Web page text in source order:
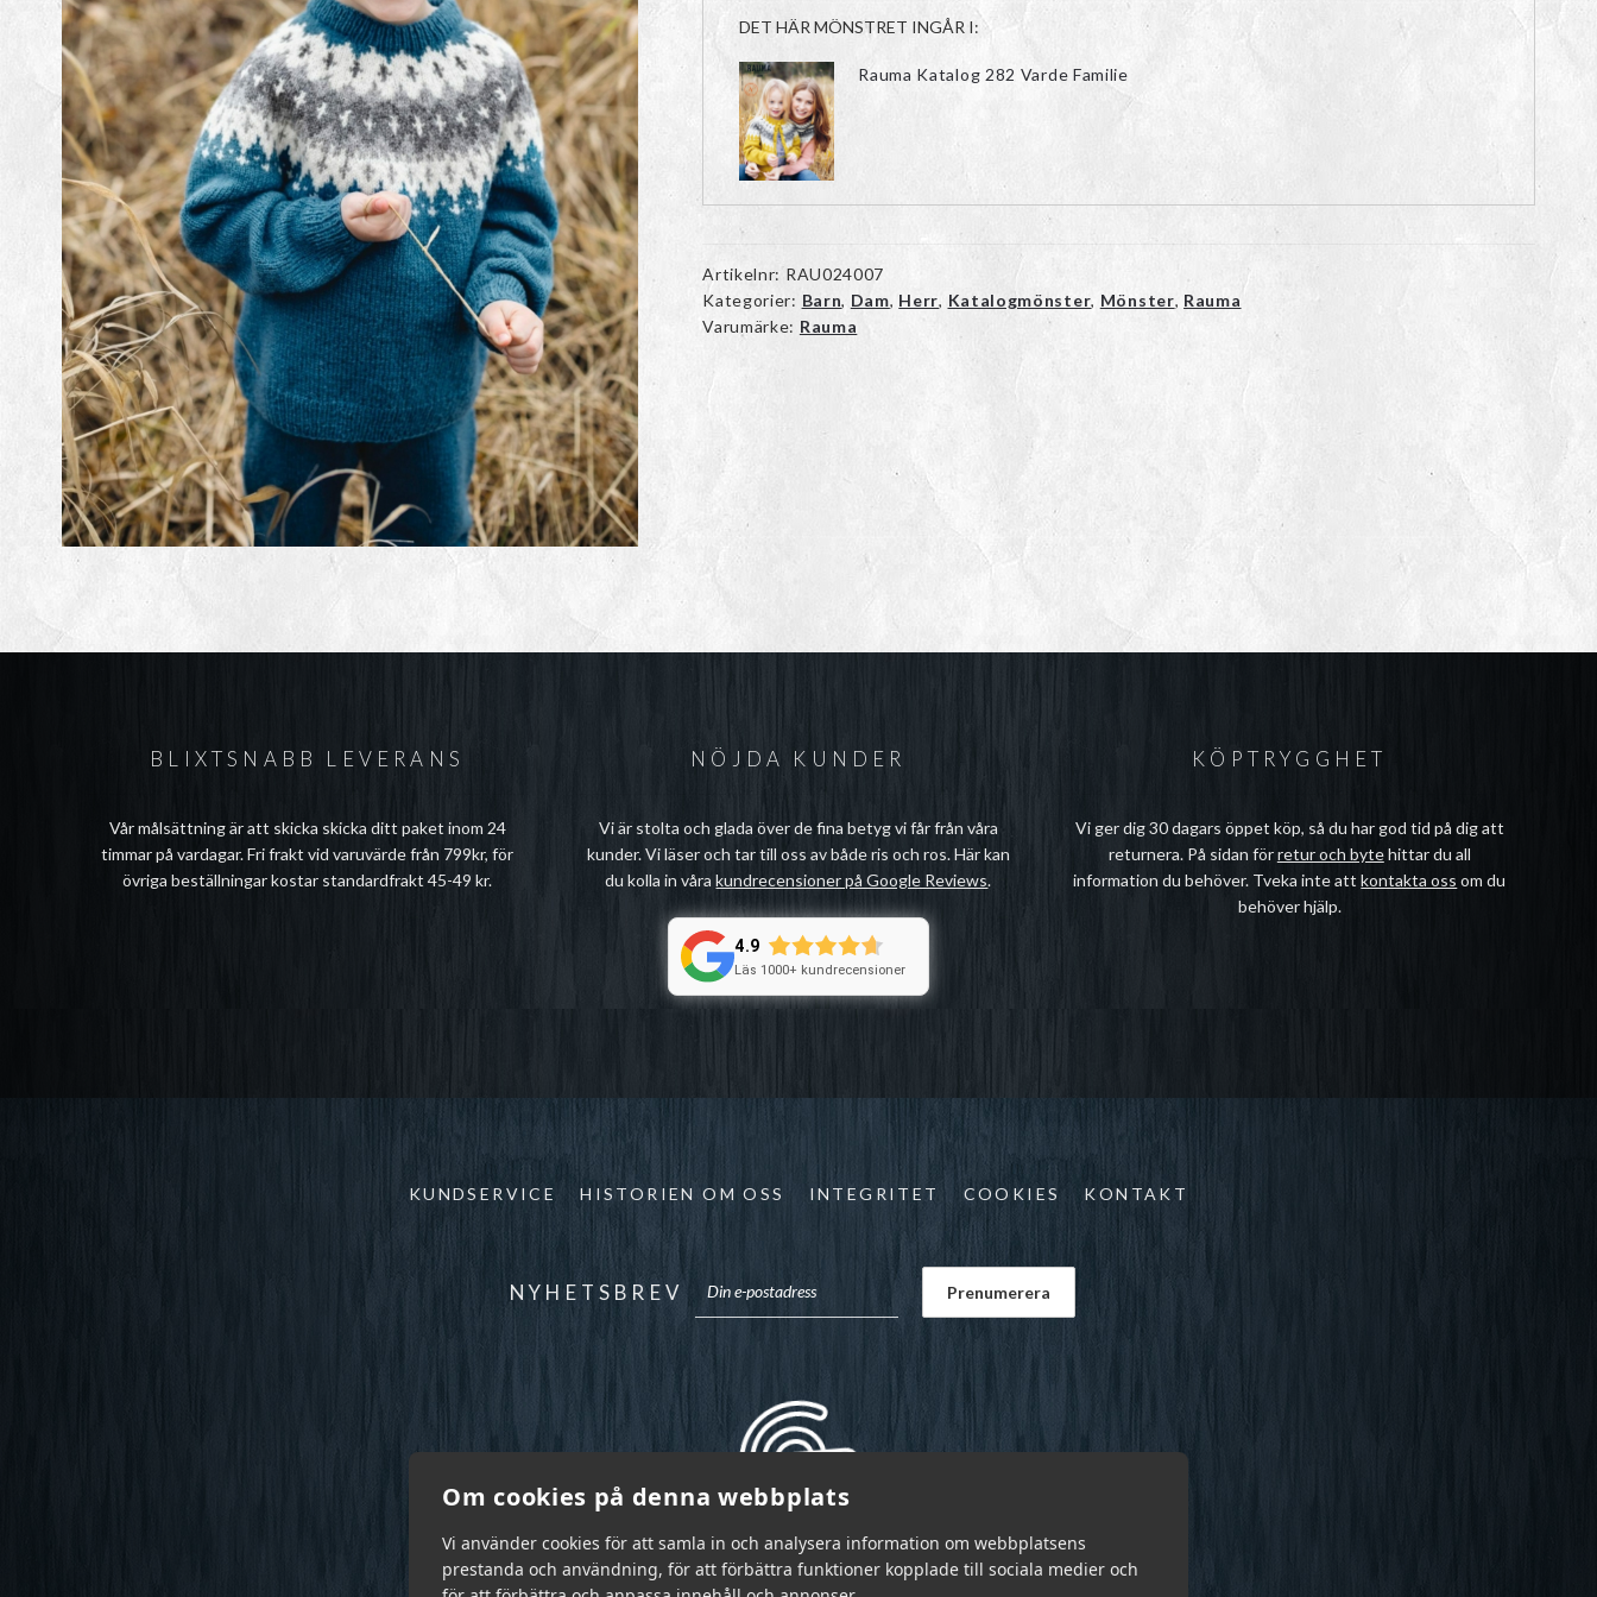
Om cookies på denna webbplats
Vi använder cookies för att samla in och analysera information om webbplatsens
prestanda och användning, för att förbättra funktioner kopplade till sociala medier och
DET HÄR MÖNSTRET INGÅR I:
Rauma Katalog 282 Varde Familie
Artikelnr: RAU024007
Kategorier: Barn, Dam, Herr, Katalogmönster, Mönster, Rauma
Varumärke: Rauma
BLIXTSNABB LEVERANS
Vår målsättning är att skicka skicka ditt paket inom 24
timmar på vardagar. Fri frakt vid varuvärde från 799kr, för
övriga beställningar kostar standardfrakt 45-49 kr.
NÖJDA KUNDER
Vi är stolta och glada över de fina betyg vi får från våra
kunder. Vi läser och tar till oss av både ris och ros. Här kan
du kolla in vårakundrecensioner på Google Reviews.
4.9
Läs 1000+ kundrecensioner
KÖPTRYGGHET
Vi ger dig 30 dagars öppet köp, så du har god tid på dig att
returnera. På sidan förretur och bytehittar du all
information du behöver. Tveka inte attkontakta oss om du
behöver hjälp.
KUNDSERVICE HISTORIEN OM OSS INTEGRITET COOKIES KONTAKT
NYHETSBREV